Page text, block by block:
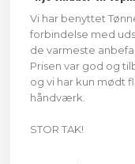
Vi har benyttet
forbindelse med
de varmeste
Prisen var god og
og vi har kun mødt
håndværk.
STOR TAK!